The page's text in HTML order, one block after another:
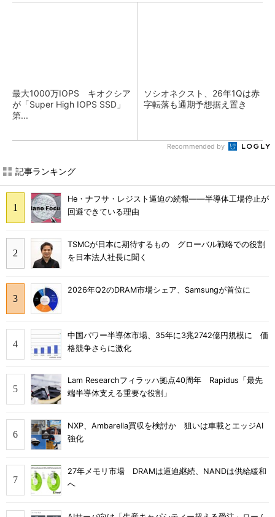
最大1000万IOPS キオクシア
が「Super High IOPS SSD」
第...
ソシオネクスト、26年1Qは赤
字転落も通期予想据え置き
Recommended by
記事ランキング
He・ナフサ・レジスト逼迫の続報――半導体工場停止が
回避できている理由
TSMCが日本に期待するもの グローバル戦略での役割
を日本法人社長に聞く
2026年Q2のDRAM市場シェア、Samsungが首位に
中国パワー半導体市場、35年に3兆2742億円規模に 価
格競争さらに激化
Lam Researchフィラッハ拠点40周年 Rapidus「最先
端半導体支える重要な役割」
NXP、Ambarella買収を検討か 狙いは車載とエッジAI
強化
27年メモリ市場 DRAMは逼迫継続、NANDは供給緩和
へ